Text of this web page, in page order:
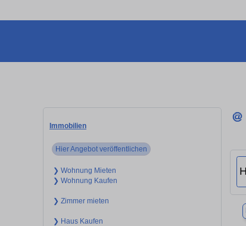
Immobilien
Hier Angebot veröffentlichen
❯ Wohnung Mieten
❯ Wohnung Kaufen
❯ Zimmer mieten
❯ Haus Kaufen